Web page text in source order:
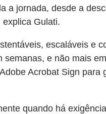
a jornada, desde a
Gulati.
escaláveis e
e não mais
Acrobat Sign
quando há